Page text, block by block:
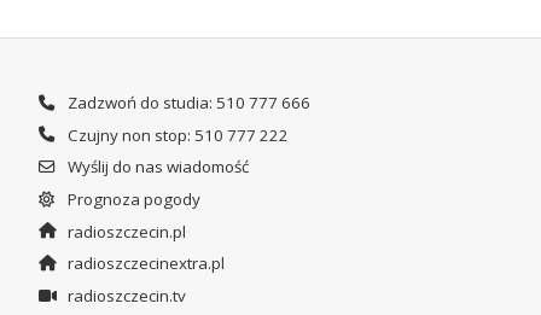
Zadzwoń do studia: 510 777 666
Czujny non stop: 510 777 222
Wyślij do nas wiadomość
Prognoza pogody
radioszczecin.pl
radioszczecinextra.pl
radioszczecin.tv